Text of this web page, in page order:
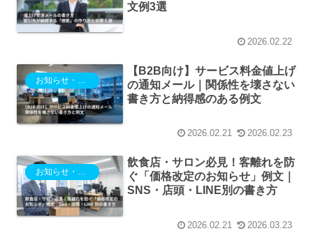
文例3選
2026.02.22
【B2B向け】サービス料金値上げ
の通知メール｜関係性を壊さない
書き方と納得感のある例文
2026.02.21 2026.02.23
お知らせ・ご案内
飲食店・サロン必見！客離れを防
ぐ「価格改定のお知らせ」例文｜
SNS・店頭・LINE別の書き方
2026.02.21 2026.03.23